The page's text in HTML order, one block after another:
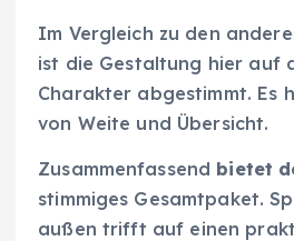
Im Vergleich zu den
ist die Gestaltung hier auf
Charakter abgestimmt. Es
von Weite und Übersicht.
Zusammenfassend bietet
stimmiges Gesamtpaket.
außen trifft auf einen